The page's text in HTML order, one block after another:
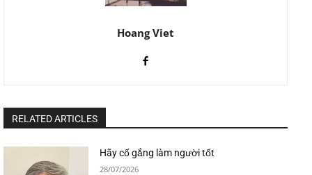
Hoang Viet
RELATED ARTICLES
Hãy cố gắng làm người tốt
28/07/2026